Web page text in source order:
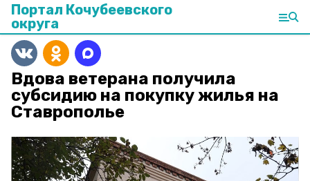
Портал Кочубеевского
округа
Вдова ветерана получила
субсидию на покупку жилья на
Ставрополье